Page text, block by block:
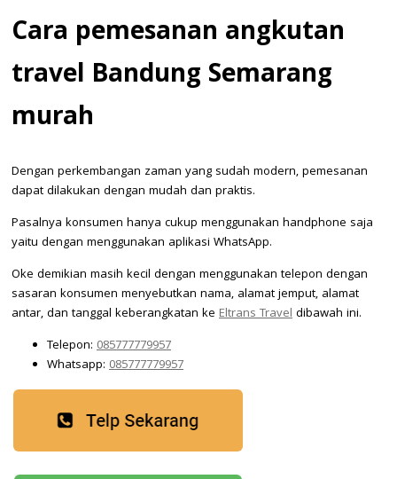
Cara pemesanan angkutan
travel Bandung Semarang
murah
Dengan perkembangan zaman yang sudah modern, pemesanan
dapat dilakukan dengan mudah dan praktis.
Pasalnya konsumen hanya cukup menggunakan handphone saja
yaitu dengan menggunakan aplikasi WhatsApp.
Oke demikian masih kecil dengan menggunakan telepon dengan
sasaran konsumen menyebutkan nama, alamat jemput, alamat
antar, dan tanggal keberangkatan ke Eltrans Traveldibawah ini.
Telepon: 085777779957
Whatsapp: 085777779957